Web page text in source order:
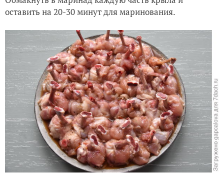
оставить на 20-30 минут для маринования.